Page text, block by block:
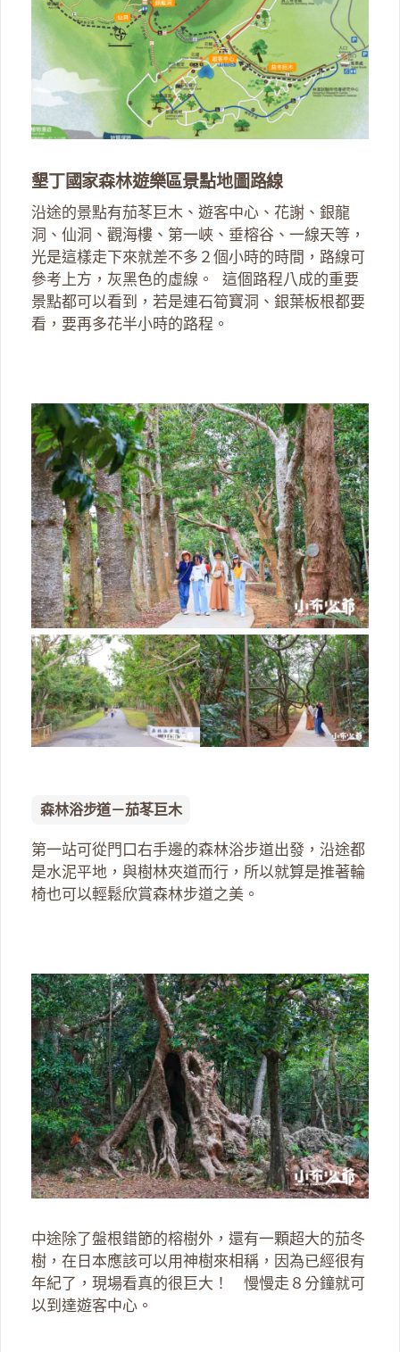
墾丁國家森林遊樂區景點地圖路線
沿途的景點有茄苳巨木、遊客中心、花謝、銀龍
洞、仙洞、觀海樓、第一峽、垂榕谷、一線天等，
光是這樣走下來就差不多２個小時的時間，路線可
參考上方，灰黑色的虛線。 這個路程八成的重要
景點都可以看到，若是連石筍寶洞、銀葉板根都要
看，要再多花半小時的路程。
森林浴步道－茄苳巨木
第一站可從門口右手邊的森林浴步道出發，沿途都
是水泥平地，與樹林夾道而行，所以就算是推著輪
椅也可以輕鬆欣賞森林步道之美。
中途除了盤根錯節的榕樹外，還有一顆超大的茄冬
樹，在日本應該可以用神樹來相稱，因為已經很有
年紀了，現場看真的很巨大！ 慢慢走８分鐘就可
以到達遊客中心。